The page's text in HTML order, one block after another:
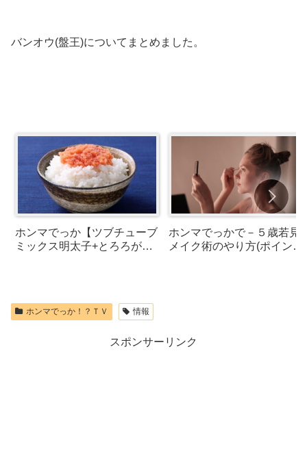
バンオウ(盤王)についてまとめました。
ホンマでっか【ツブチューブ
ミックス明太子+とろろが話
ホンマでっかで－５歳若見
メイク術のやり方(ポイント)
ホンマでっか！？ＴＶ 情報
スポンサーリンク